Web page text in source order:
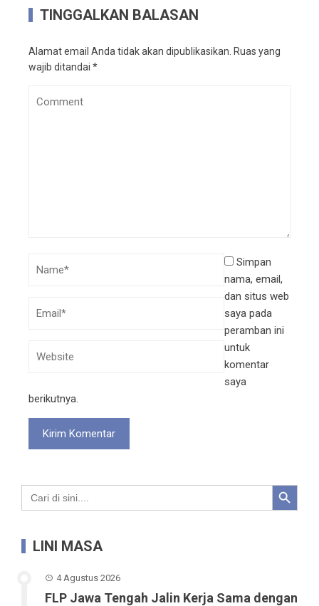
TINGGALKAN BALASAN
Alamat email Anda tidak akan dipublikasikan. Ruas yang
wajib ditandai *
Simpan
nama, email,
dan situs web
saya pada
peramban ini
untuk
komentar
saya
berikutnya.
Search
for:
Search Button
LINI MASA
4 Agustus 2026
FLP Jawa Tengah Jalin Kerja Sama dengan